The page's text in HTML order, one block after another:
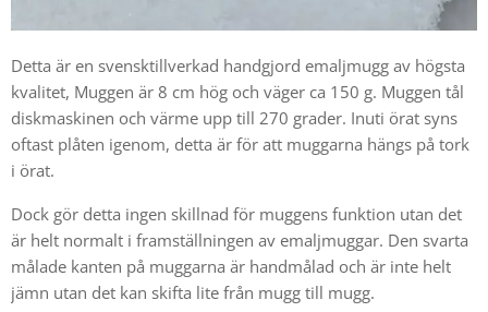
Detta är en svensktillverkad handgjord emaljmugg av högsta
kvalitet, Muggen är 8 cm hög och väger ca 150 g. Muggen tål
diskmaskinen och värme upp till 270 grader. Inuti örat syns
oftast plåten igenom, detta är för att muggarna hängs på tork
i örat.
Dock gör detta ingen skillnad för muggens funktion utan det
är helt normalt i framställningen av emaljmuggar. Den svarta
målade kanten på muggarna är handmålad och är inte helt
jämn utan det kan skifta lite från mugg till mugg.